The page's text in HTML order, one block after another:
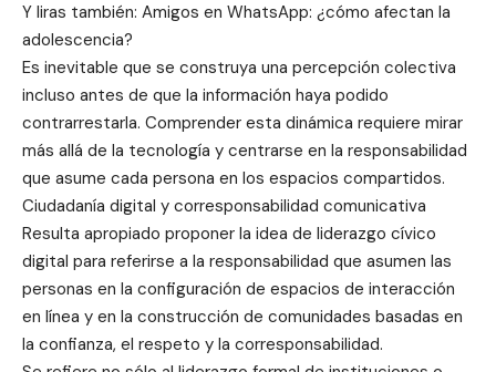
Y liras también: Amigos en WhatsApp: ¿cómo afectan la
adolescencia?
Es inevitable que se construya una percepción colectiva
incluso antes de que la información haya podido
contrarrestarla. Comprender esta dinámica requiere mirar
más allá de la tecnología y centrarse en la responsabilidad
que asume cada persona en los espacios compartidos.
Ciudadanía digital y corresponsabilidad comunicativa
Resulta apropiado proponer la idea de liderazgo cívico
digital para referirse a la responsabilidad que asumen las
personas en la configuración de espacios de interacción
en línea y en la construcción de comunidades basadas en
la confianza, el respeto y la corresponsabilidad.